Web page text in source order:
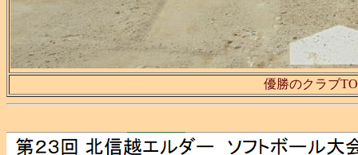
優勝のクラブ